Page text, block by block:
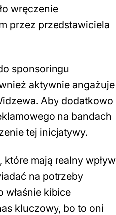
wręczenie
przez przedstawiciela
sponsoringu
aktywnie angażuje
Aby dodatkowo
na bandach
tej inicjatywy.
które mają realny wpływ
na potrzeby
właśnie kibice
kluczowy, bo to oni